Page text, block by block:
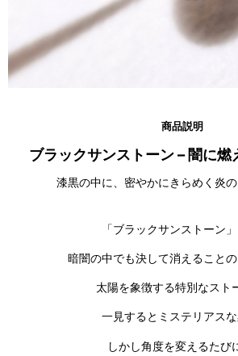
商品説明
ブラックサンストーン – 闇に燃
漆黒の中に、密やかにきらめく炎
「ブラックサンストーン」
暗闇の中でも決して消えること
太陽を象徴する特別なスト
一見するとミステリアスな
しかし角度を変えるたび